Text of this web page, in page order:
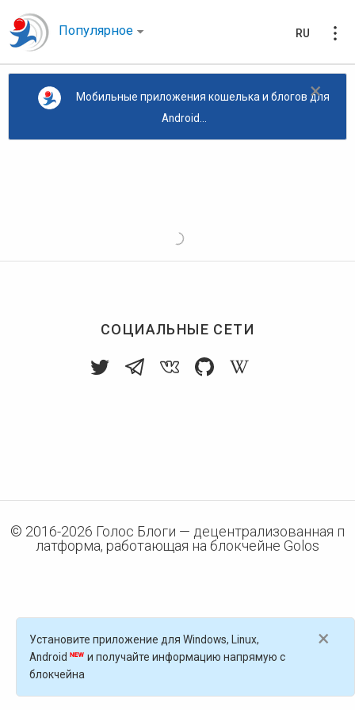
Популярное RU
×
Мобильные приложения кошелька и блогов для
Android...
СОЦИАЛЬНЫЕ СЕТИ
© 2016-2026 Голос Блоги — децентрализованная п
латформа, работающая на блокчейне Golos
×
Установите приложение для Windows, Linux,
Android
и получайте информацию напрямую с
блокчейна